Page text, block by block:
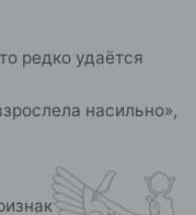
редко удаётся
насильно»,